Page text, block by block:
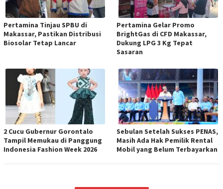
Pertamina Tinjau SPBU di
Makassar, Pastikan Distribusi
Biosolar Tetap Lancar
Pertamina Gelar Promo
BrightGas di CFD Makassar,
Dukung LPG 3 Kg Tepat
Sasaran
2 Cucu Gubernur Gorontalo
Tampil Memukau di Panggung
Indonesia Fashion Week 2026
Sebulan Setelah Sukses PENAS,
Masih Ada Hak Pemilik Rental
Mobil yang Belum Terbayarkan